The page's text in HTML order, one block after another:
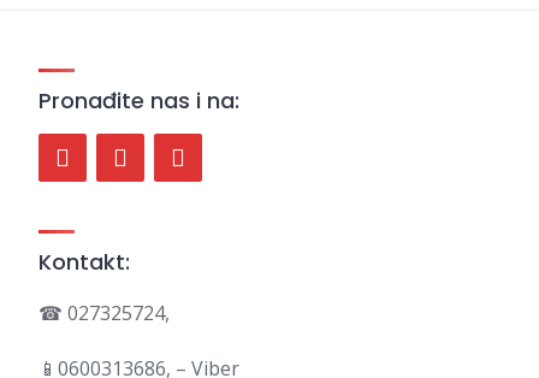
Pronađite nas i na:
Kontakt:
☎ 027325724,
📱0600313686, – Viber